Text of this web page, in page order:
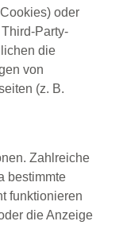
oder
Party-
die
von
(z. B.
Zahlreiche
bestimmte
funktionieren
die Anzeige